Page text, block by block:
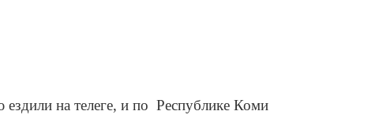
на телеге, и по Республике Коми